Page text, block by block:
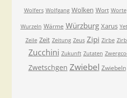
Wolfers Wolfgang Wolken Wort Worte
Wurzeln Wärme Würzburg Xarus
Zeile Zeit Zeitung Zeus Zipi Zirbe
Zucchini Zukunft Zutaten
Zwetschgen Zwiebel Zwiebeln